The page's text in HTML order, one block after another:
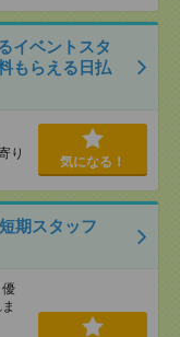
イベントスタ
もらえる日払
り
気になる！
期スタッフ